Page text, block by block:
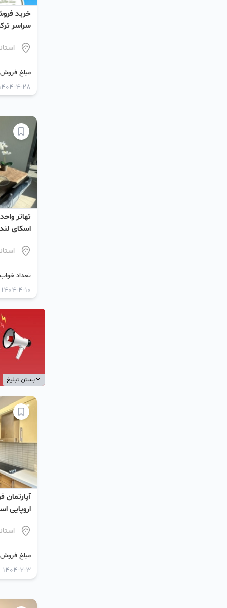
خرید
سراسر
مبلغ فروش
4-28
اسکای
تعداد خواب
1404-4-10
بستن تبلیغ
اروپایی
مبلغ فروش
1404-2-3